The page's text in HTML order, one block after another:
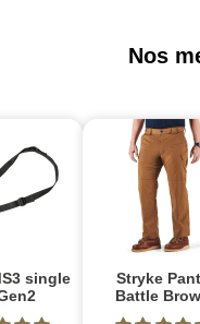
Nos
single
Stryke
Battle